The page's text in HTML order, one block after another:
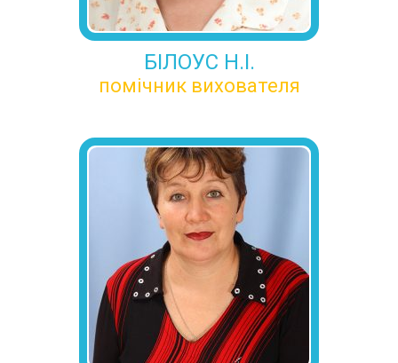
БІЛОУС Н.І.
помічник вихователя